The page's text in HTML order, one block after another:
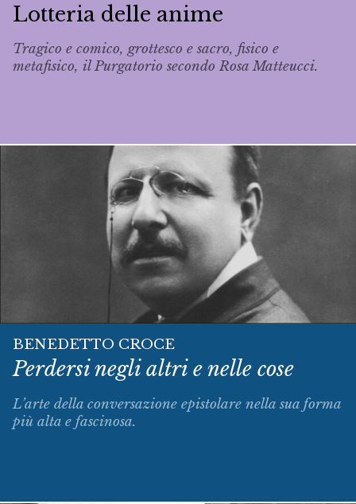
Lotteria delle anime
Tragico e comico, grottesco e sacro, fisico e
metafisico, il Purgatorio secondo Rosa Matteucci.
BENEDETTO CROCE
Perdersi negli altri e nelle cose
L’arte della conversazione epistolare nella sua forma
più alta e fascinosa.